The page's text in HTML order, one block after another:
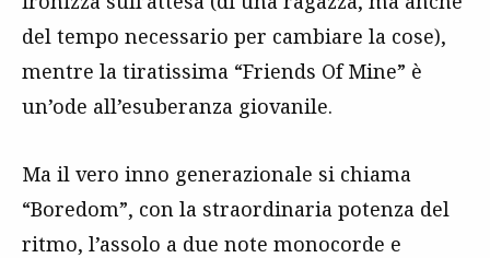
del tempo necessario per cambiare la cose),
mentre la tiratissima “Friends Of Mine” è
un’ode all’esuberanza giovanile.
Ma il vero inno generazionale si chiama
“Boredom”, con la straordinaria potenza del
ritmo, l’assolo a due note monocorde e